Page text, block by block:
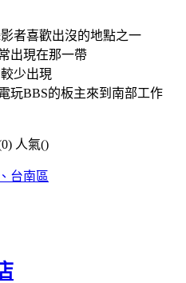
者喜歡出沒的地點之一
出現在那一帶
少出現
玩BBS的板主來到南部工作
人氣()
台南區